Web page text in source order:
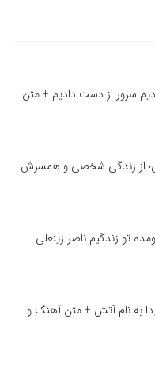
سرور از دست دادیم + متن
از زندگی شخصی و همسرش
تو زندگیم ناصر زینعلی
به نام آتش + متن آهنگ و